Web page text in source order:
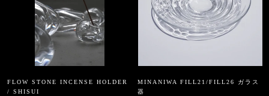
FLOW STONE INCENSE HOLDER
/ SHISUI
MINANIWA FILL21/FILL26 ガラス
器